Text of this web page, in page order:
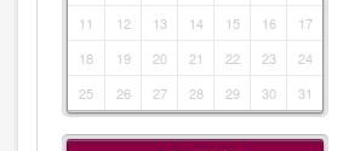
11
12 13 14 15 16
17
18
19 20 21 22 23
24
25
26 27 28 29 30 31